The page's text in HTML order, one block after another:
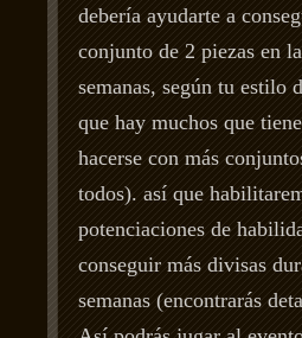
debería ayudarte a
conjunto de 2 piezas en
semanas, según tu estilo
que hay muchos que
hacerse con más
todos). así que
potenciaciones de
conseguir más divisas
semanas (encontrarás